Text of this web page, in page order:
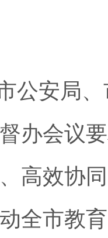
公安局
办会议
高效协
全市教